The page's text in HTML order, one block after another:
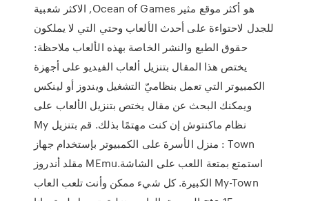
الاكثر شعبية ,Ocean of Games هو أكثر موقع مثير
للجدل لاحتواءة على أحدث الألعاب وحتي التي لا يملكون
حقوق الطبع والنشر الخاصة بهذه الألعاب ملاحظة:
يختص هذا المقال بتنزيل ألعاب الفيديو على أجهزة
الكمبيوتر التي تعمل بنظاميّ التشغيل ويندوز أو لينكس
ويمكنك البحث عن مقال يختص بتنزيل الألعاب على
نظام ماكنتوش إن كنت مهتمًا بذلك. قم بتنزيل ‫My
Town : منزل الأسرة‬ على الكمبيوتر بإستخدام جهاز
مقلد أندروز MEmu.استمتع بمتعة اللعب على الشاشة
الكبيرة. كل شيء ممكن وأنت تلعب العاب My-Town